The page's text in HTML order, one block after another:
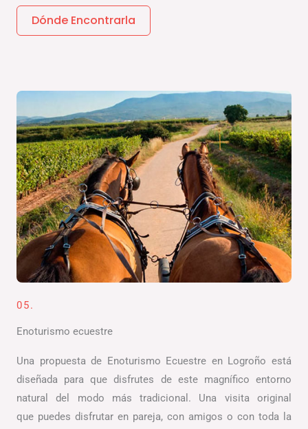
Dónde Encontrarla
05.
Enoturismo ecuestre
Una propuesta de Enoturismo Ecuestre en Logroño está
diseñada para que disfrutes de este magnífico entorno
natural del modo más tradicional. Una visita original
que puedes disfrutar en pareja, con amigos o con toda la